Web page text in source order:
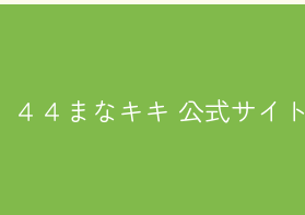
４４まなキキ 公式サイト